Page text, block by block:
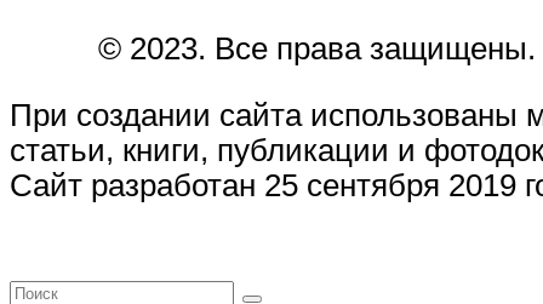
© 2023. Все права защищены.
При создании сайта
статьи, книги, публикации и
Сайт разработан 25 сентября 2019